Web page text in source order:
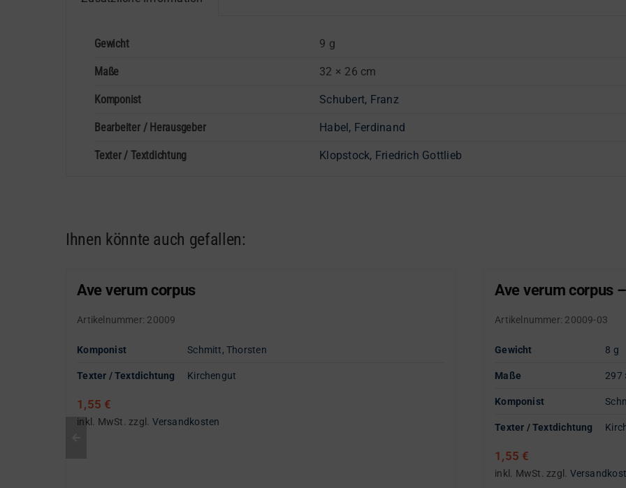
Gewicht 9 g
Maße 32 × 26 cm
Komponist Schubert, Franz
Bearbeiter / Herausgeber Habel, Ferdinand
Texter / Textdichtung Klopstock, Friedrich Gottlieb
Ihnen könnte auch gefallen:
Ave verum corpus
Artikelnummer: 20009
Komponist Schmitt, Thorsten
Texter / Textdichtung Kirchengut
1,55 €
inkl. MwSt. zzgl. Versandkosten
Ave verum corpus
Artikelnummer: 20009-03
Gewicht 8 g
Maße 297
Komponist
Texter / Textdichtung
1,55 €
inkl. MwSt. zzgl.